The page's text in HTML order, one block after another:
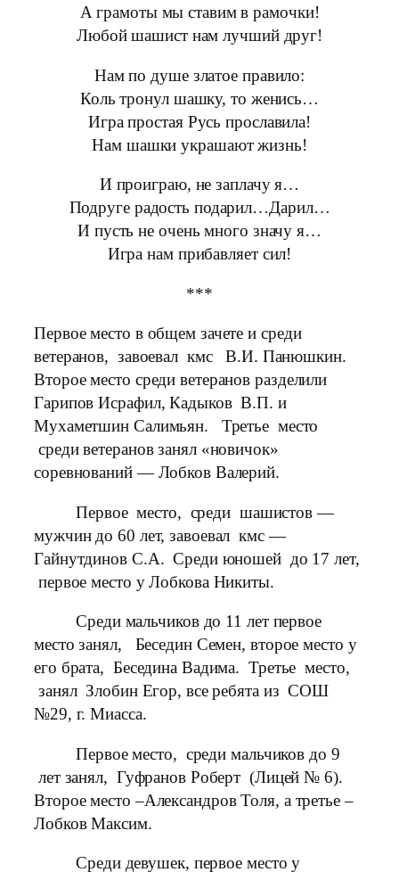
А грамоты мы ставим в рамочки!
Любой шашист нам лучший друг!
Нам по душе златое правило:
Коль тронул шашку, то женись…
Игра простая Русь прославила!
Нам шашки украшают жизнь!
И проиграю, не заплачу я…
Подруге радость подарил…Дарил…
И пусть не очень много значу я…
Игра нам прибавляет сил!
***
Первое место в общем зачете и среди
ветеранов, завоевал кмс В.И. Панюшкин.
Второе место среди ветеранов разделили
Гарипов Исрафил, Кадыков В.П. и
Мухаметшин Салимьян. Третье место
среди ветеранов занял «новичок»
соревнований — Лобков Валерий.
Первое место, среди шашистов —
мужчин до 60 лет, завоевал кмс —
Гайнутдинов С.А. Среди юношей до 17 лет,
первое место у Лобкова Никиты.
Среди мальчиков до 11 лет первое
место занял, Беседин Семен, второе место у
его брата, Беседина Вадима. Третье место,
занял Злобин Егор, все ребята из СОШ
№29, г. Миасса.
Первое место, среди мальчиков до 9
лет занял, Гуфранов Роберт (Лицей № 6).
Второе место –Александров Толя, а третье –
Лобков Максим.
Среди девушек, первое место у